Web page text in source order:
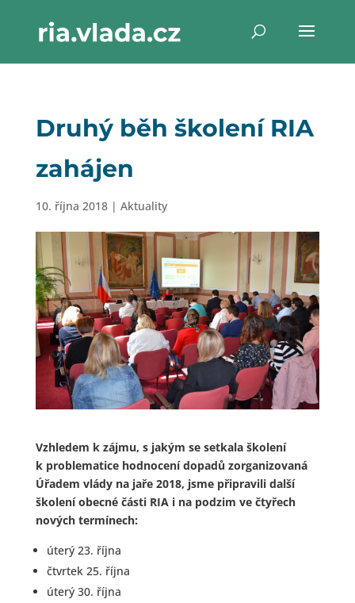
Druhý běh školení RIA
zahájen
10. října 2018| Aktuality
Vzhledem k zájmu, s jakým se setkala školení
k problematice hodnocení dopadů zorganizovaná
Úřadem vlády na jaře 2018, jsme připravili další
školení obecné části RIA i na podzim ve čtyřech
nových termínech:
úterý 23. října
čtvrtek 25. října
úterý 30. října